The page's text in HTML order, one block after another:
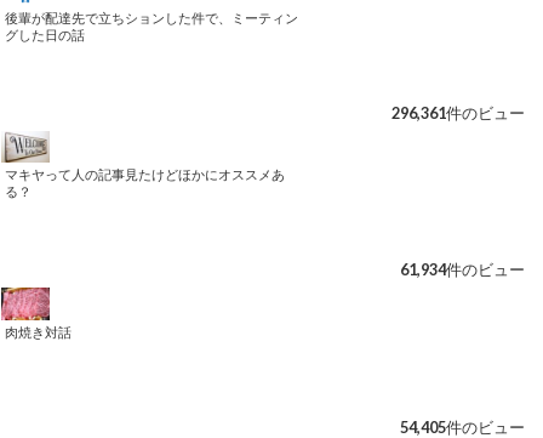
後輩が配達先で立ちションした件で、ミーティン
グした日の話
296,361件のビュー
マキヤって人の記事見たけどほかにオススメあ
る？
61,934件のビュー
肉焼き対話
54,405件のビュー